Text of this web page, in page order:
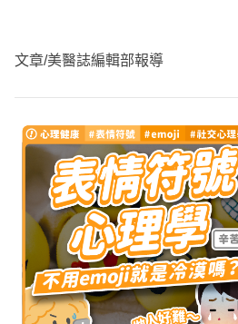
文章/美醫誌編輯部報導